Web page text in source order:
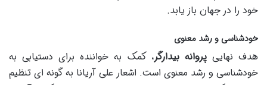
خود را در جهان باز یابد.
خودشناسی و رشد معنوی
هدف نهاییپروانه بیدارگر، کمک به خواننده برای دستیابی به
خودشناسی و رشد معنوی است. اشعار علی آریانا به گونه ای تنظیم